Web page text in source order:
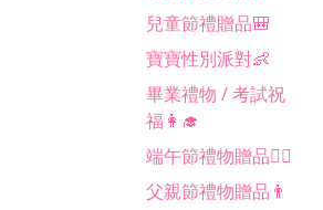
兒童節禮贈品🎒
寶寶性別派對👶
畢業禮物 / 考試祝
福👩‍🎓
端午節禮物贈品🚣‍♂️
父親節禮物贈品👨